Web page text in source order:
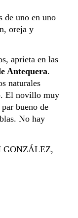
de uno en uno
oreja y
aprieta en las
Antequera.
naturales
El novillo muy
desrazado. El sexto sale como sus hermanos muy suelto, lo recibe con verónicas aguantando mucho. Mal picado con dos varas muy traseras. En banderillas un par bueno de
No hay
GONZÁLEZ,